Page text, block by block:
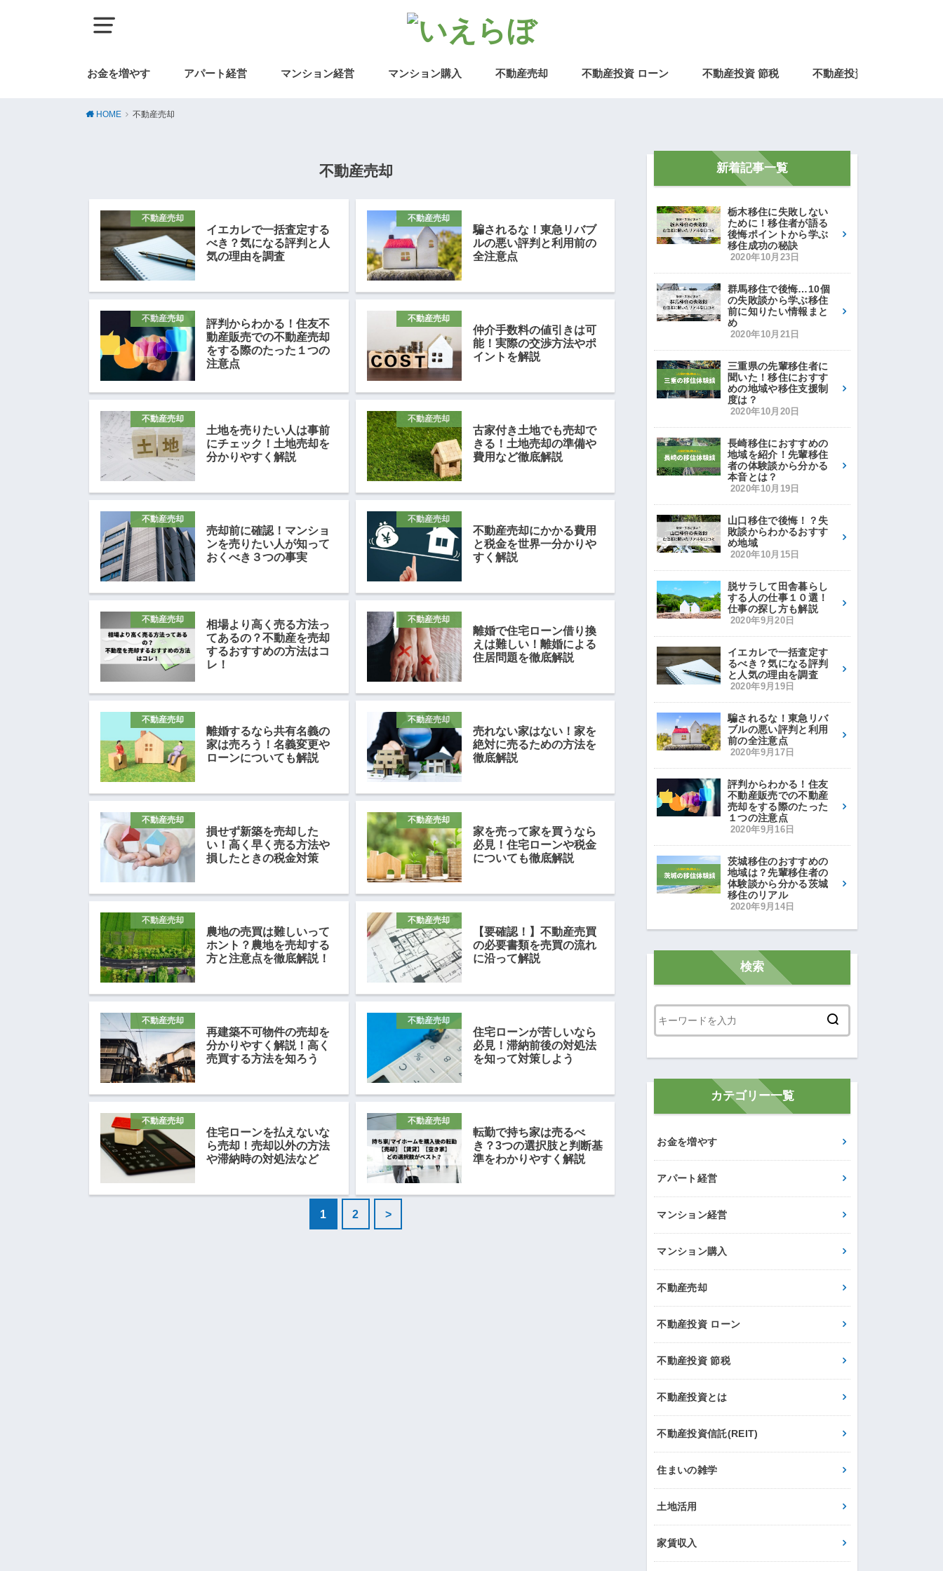
お金を増やす アパート経営 マンション経営 マンション購入 不動産売却 不動産投資 ローン 不動産投資 節税 不動産投資とは
HOME 不動産売却
不動産売却
不動産売却
イエカレで一括査定する
べき？気になる評判と人
気の理由を調査
不動産売却
騙されるな！東急リバブ
ルの悪い評判と利用前の
全注意点
不動産売却
評判からわかる！住友不
動産販売での不動産売却
をする際のたった１つの
注意点
不動産売却
仲介手数料の値引きは可
能！実際の交渉方法やポ
イントを解説
不動産売却
土地を売りたい人は事前
にチェック！土地売却を
分かりやすく解説
不動産売却
古家付き土地でも売却で
きる！土地売却の準備や
費用など徹底解説
不動産売却
売却前に確認！マンショ
ンを売りたい人が知って
おくべき３つの事実
不動産売却
不動産売却にかかる費用
と税金を世界一分かりや
すく解説
不動産売却
相場より高く売る方法っ
てあるの？不動産を売却
するおすすめの方法はコ
レ！
不動産売却
離婚で住宅ローン借り換
えは難しい！離婚による
住居問題を徹底解説
不動産売却
離婚するなら共有名義の
家は売ろう！名義変更や
ローンについても解説
不動産売却
売れない家はない！家を
絶対に売るための方法を
徹底解説
不動産売却
損せず新築を売却した
い！高く早く売る方法や
損したときの税金対策
不動産売却
家を売って家を買うなら
必見！住宅ローンや税金
についても徹底解説
不動産売却
農地の売買は難しいって
ホント？農地を売却する
方と注意点を徹底解説！
不動産売却
【要確認！】不動産売買
の必要書類を売買の流れ
に沿って解説
不動産売却
再建築不可物件の売却を
分かりやすく解説！高く
売買する方法を知ろう
不動産売却
住宅ローンが苦しいなら
必見！滞納前後の対処法
を知って対策しよう
不動産売却
住宅ローンを払えないな
ら売却！売却以外の方法
や滞納時の対処法など
不動産売却
転勤で持ち家は売るべ
き？3つの選択肢と判断基
準をわかりやすく解説
1 2 >
新着記事一覧
栃木移住に失敗しない
ために！移住者が語る
後悔ポイントから学ぶ
移住成功の秘訣
2020年10月23日
群馬移住で後悔…10個
の失敗談から学ぶ移住
前に知りたい情報まと
め
2020年10月21日
三重県の先輩移住者に
聞いた！移住におすす
めの地域や移住支援制
度は？
2020年10月20日
長崎移住におすすめの
地域を紹介！先輩移住
者の体験談から分かる
本音とは？
2020年10月19日
山口移住で後悔！？失
敗談からわかるおすす
め地域
2020年10月15日
脱サラして田舎暮らし
する人の仕事１０選！
仕事の探し方も解説
2020年9月20日
イエカレで一括査定す
るべき？気になる評判
と人気の理由を調査
2020年9月19日
騙されるな！東急リバ
ブルの悪い評判と利用
前の全注意点
2020年9月17日
評判からわかる！住友
不動産販売での不動産
売却をする際のたった
１つの注意点
2020年9月16日
茨城移住のおすすめの
地域は？先輩移住者の
体験談から分かる茨城
移住のリアル
2020年9月14日
検索
カテゴリー一覧
お金を増やす
アパート経営
マンション経営
マンション購入
不動産売却
不動産投資 ローン
不動産投資 節税
不動産投資とは
不動産投資信託(REIT)
住まいの雑学
土地活用
家賃収入